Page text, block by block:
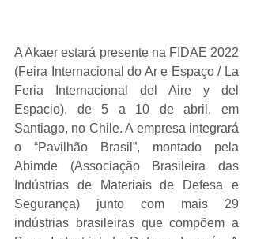
A Akaer estará presente na FIDAE 2022
(Feira Internacional do Ar e Espaço / La
Feria Internacional del Aire y del
Espacio), de 5 a 10 de abril, em
Santiago, no Chile. A empresa integrará
o “Pavilhão Brasil”, montado pela
Abimde (Associação Brasileira das
Indústrias de Materiais de Defesa e
Segurança) junto com mais 29
indústrias brasileiras que compõem a